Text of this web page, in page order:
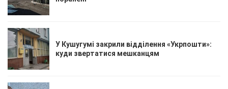
У Кушугумі закрили відділення «Укрпошти»:
куди звертатися мешканцям